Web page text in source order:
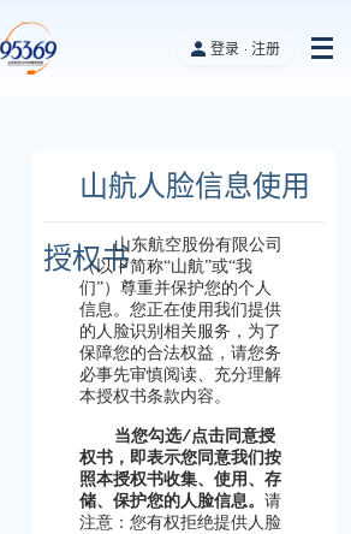
登录 注册
山航人脸信息使用
授权书山东航空股份有限公司
（以下简称“山航”或“我
们”）尊重并保护您的个人
信息。您正在使用我们提供
的人脸识别相关服务，为了
保障您的合法权益，请您务
必事先审慎阅读、充分理解
本授权书条款内容。
当您勾选/点击同意授
权书，即表示您同意我们按
照本授权书收集、使用、存
储、保护您的人脸信息。请
注意：您有权拒绝提供人脸